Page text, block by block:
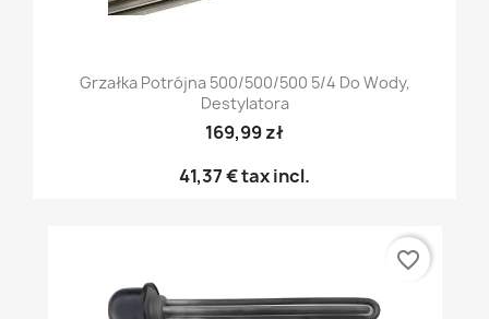
Grzałka Potrójna 500/500/500 5/4 Do Wody,
Destylatora
169,99 zł
41,37 €tax incl.
favorite_border